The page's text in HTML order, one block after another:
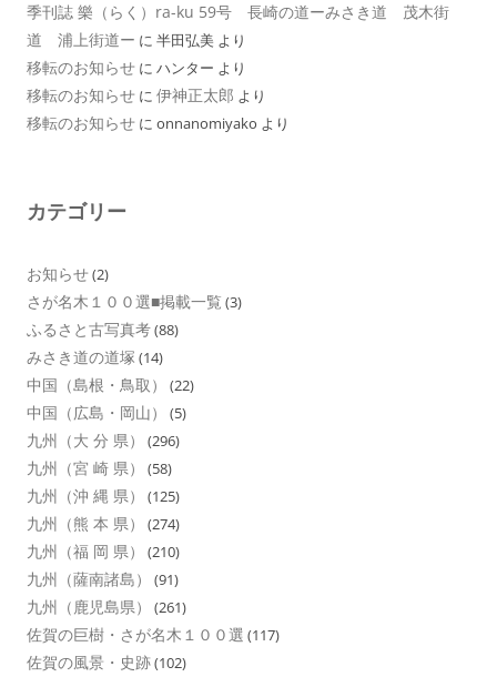
季刊誌 樂（らく）ra-ku 59号 長崎の道ーみさき道 茂木街
道 浦上街道ー に 半田弘美 より
移転のお知らせ に ハンター より
移転のお知らせ に 伊神正太郎 より
移転のお知らせ に onnanomiyako より
カテゴリー
お知らせ(2)
さが名木１００選■掲載一覧 (3)
ふるさと古写真考(88)
みさき道の道塚 (14)
中国（島根・鳥取） (22)
中国（広島・岡山） (5)
九州（大 分 県） (296)
九州（宮 崎 県） (58)
九州（沖 縄 県） (125)
九州（熊 本 県） (274)
九州（福 岡 県） (210)
九州（薩南諸島） (91)
九州（鹿児島県） (261)
佐賀の巨樹・さが名木１００選 (117)
佐賀の風景・史跡(102)